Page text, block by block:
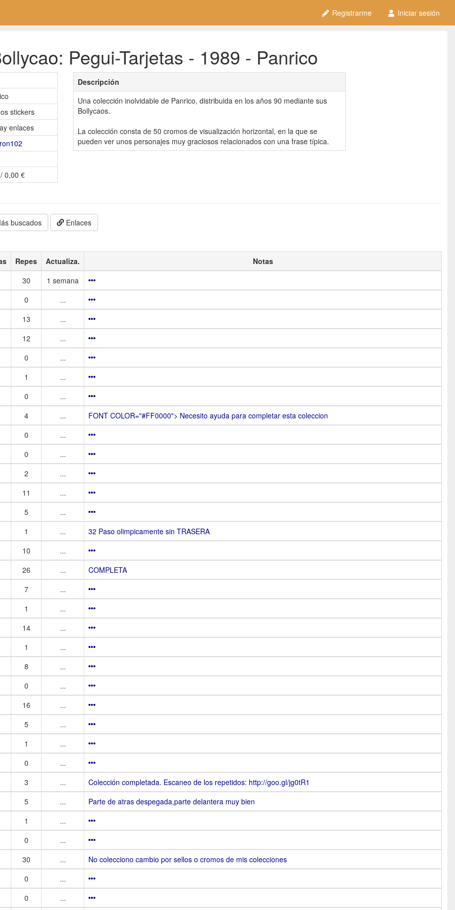
Registrarme Iniciar sesión
Pegui-Tarjetas - 1989 - Panrico
stickers
enlaces
0,00 €
Descripción
Una colección inolvidable de Panrico, distribuida en los años 90 mediante sus
Bollycaos.
La colección consta de 50 cromos de visualización horizontal, en la que se
pueden ver unos personajes muy graciosos relacionados con una frase típica.
buscados Enlaces
Repes Actualiza.
Notas
30
1 semana
0
...
13
...
12
...
0
...
1
...
0
...
4
...
FONT COLOR="#FF0000"> Necesito ayuda para completar esta coleccion
0
...
0
...
2
...
11
...
5
...
1
...
32 Paso olimpicamente sin TRASERA
10
...
26
...
COMPLETA
7
...
1
...
14
...
1
...
8
...
0
...
16
...
5
...
1
...
0
...
3
...
Colección completada. Escaneo de los repetidos: http://goo.gl/jg0tR1
5
...
Parte de atras despegada,parte delantera muy bien
1
...
0
...
30
...
No colecciono cambio por sellos o cromos de mis colecciones
0
...
0
...